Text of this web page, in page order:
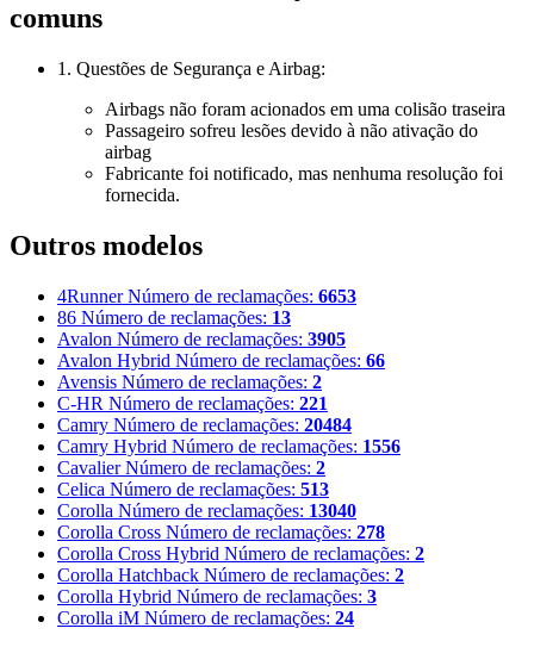
comuns
1. Questões de Segurança e Airbag:
Airbags não foram acionados em uma colisão traseira
Passageiro sofreu lesões devido à não ativação do
airbag
Fabricante foi notificado, mas nenhuma resolução foi
fornecida.
Outros modelos
4Runner Número de reclamações: 6653
86 Número de reclamações: 13
Avalon Número de reclamações: 3905
Avalon Hybrid Número de reclamações: 66
Avensis Número de reclamações: 2
C-HR Número de reclamações: 221
Camry Número de reclamações: 20484
Camry Hybrid Número de reclamações: 1556
Cavalier Número de reclamações: 2
Celica Número de reclamações: 513
Corolla Número de reclamações: 13040
Corolla Cross Número de reclamações: 278
Corolla Cross Hybrid Número de reclamações: 2
Corolla Hatchback Número de reclamações: 2
Corolla Hybrid Número de reclamações: 3
Corolla iM Número de reclamações: 24